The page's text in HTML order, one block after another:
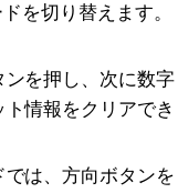
を切り替えます。
ンを押し、次に数字
情報をクリアでき
は、方向ボタンを